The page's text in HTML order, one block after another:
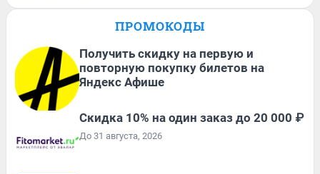
ПРОМОКОДЫ
Получить скидку на первую и
повторную покупку билетов на
Яндекс Афише
Скидка 10% на один заказ до 20 000 ₽
До 31 августа, 2026